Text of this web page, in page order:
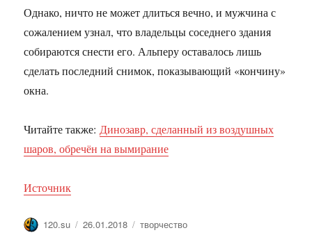
Однако, ничто не может длиться вечно, и мужчина с
сожалением узнал, что владельцы соседнего здания
собираются снести его. Альперу оставалось лишь
сделать последний снимок, показывающий «кончину»
окна.
Читайте также:Динозавр, сделанный из воздушных
шаров, обречён на вымирание
Источник
Автор
120.su Опубликовано
26.01.2018 Метки
творчество